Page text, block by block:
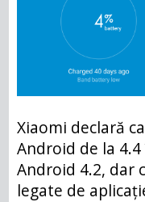
Xiaomi declară
Android de la
Android 4.2, dar
legate de